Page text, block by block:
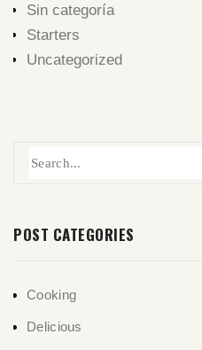
Sin categoría
Starters
Uncategorized
POST CATEGORIES
Cooking
Delicious